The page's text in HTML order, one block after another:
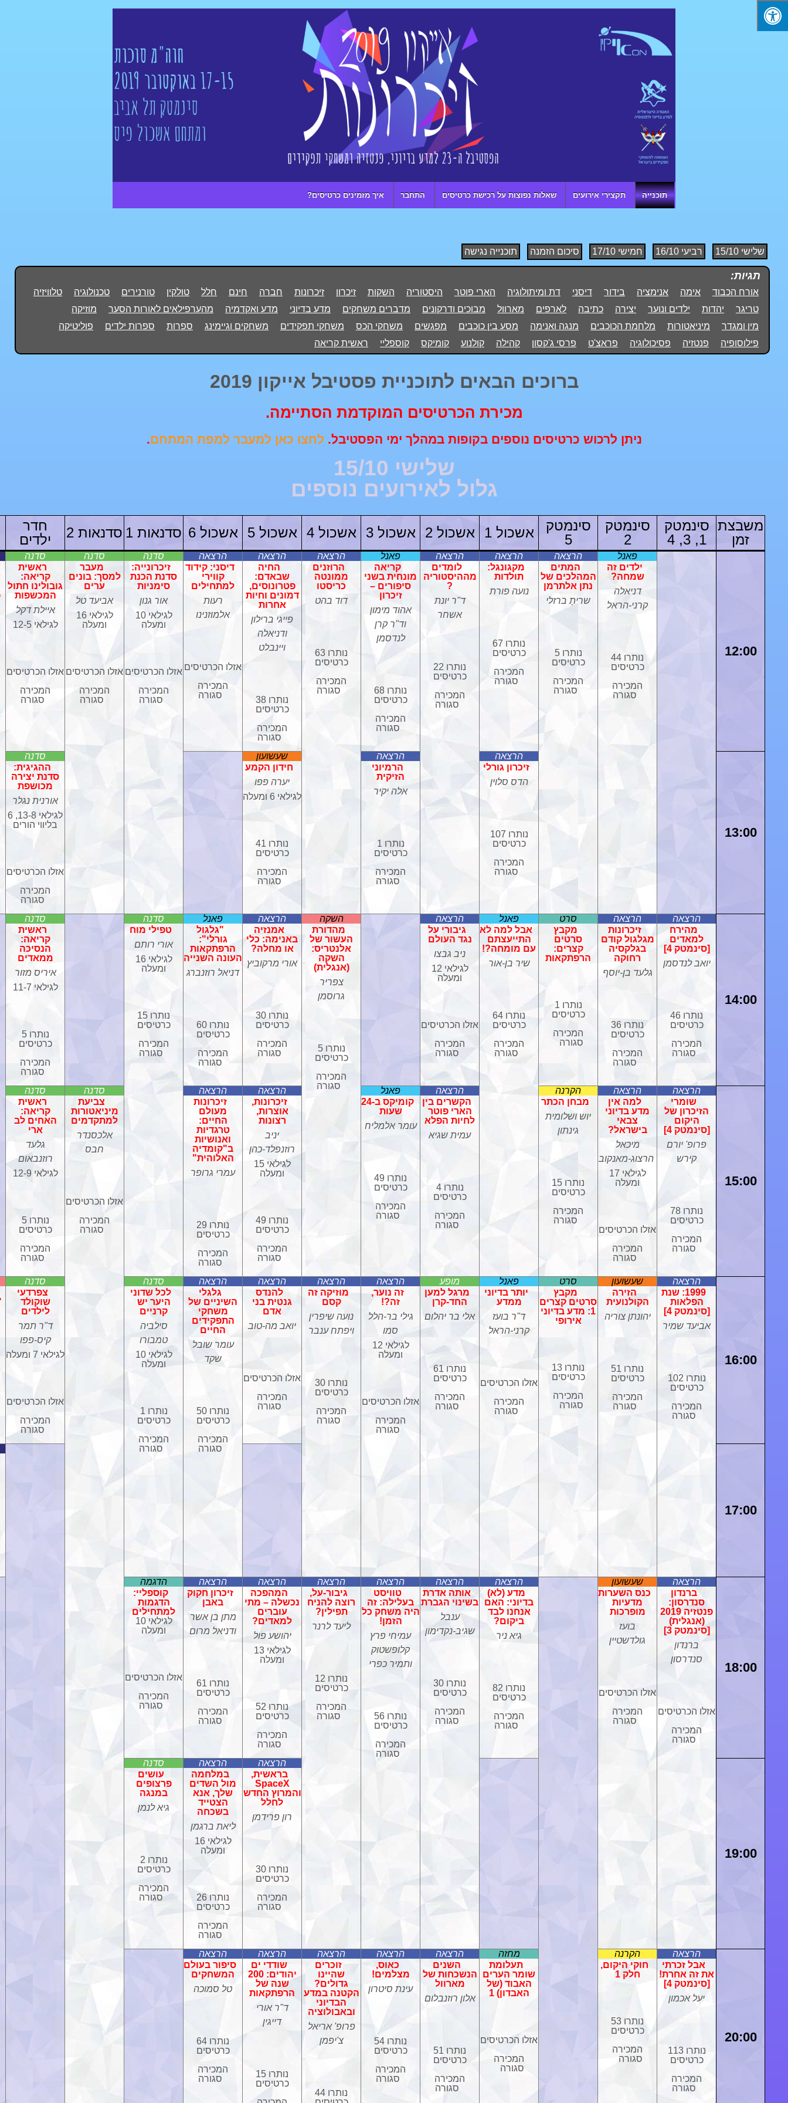
↓ SKIP TO MAIN CONTENT
תוכנייה תקצירי אירועים שאלות נפוצות על רכישת כרטיסים התחבר איך מזמינים כרטיסים?
שלישי 15/10 רביעי 16/10 חמישי 17/10 סיכום הזמנה תוכנייה נגישה
תגיות:
אורח הכבוד אימה אנימציה בידור דיסני דת ומיתולוגיה הארי פוטר היסטוריה השקות זיכרון זיכרונות חברה חינם חלל טולקין טורנירים טכנולוגיה
טלוויזיה
טריגר
יהדות ילדים ונוער יצירה כתיבה לארפים מארוול מבוכים ודרקונים מדברים משחקים מדע בדיוני מדע ואקדמיה מהערפילאים לאורות הסער
מוזיקה
מין ומגדר
מיניאטורות מלחמת הכוכבים מנגה ואנימה מסע בין כוכבים מפגשים משחקי הכס משחקי תפקידים משחקים וגיימינג ספרות ספרות ילדים
פוליטיקה
פילוסופיה
פנטזיה פסיכולוגיה פראצ'ט פרסי ג'קסון קהילה קולנוע קומיקס קוספליי ראשית קריאה
ברוכים הבאים לתוכניית פסטיבל אייקון 2019
מכירת הכרטיסים המוקדמת הסתיימה.
ניתן לרכוש כרטיסים נוספים בקופות במהלך ימי הפסטיבל. לחצו כאן למעבר למפת המתחם.
שלישי 15/10
גלול לאירועים נוספים
משבצת
זמן
סינמטק
1, 3, 4
סינמטק
2
סינמטק
5
אשכול 1 אשכול 2 אשכול 3 אשכול 4 אשכול 5 אשכול 6 סדנאות 1 סדנאות 2
חדר
ילדים
12:00
פאנל
ילדים זה
שמחה?
דניאלה
קרני-הראל
נותרו 44
כרטיסים
המכירה
סגורה
הרצאה
המתים
המהלכים של
נתן אלתרמן
שריתָ ברזלי
נותרו 5
כרטיסים
המכירה
סגורה
הרצאה
מקגונגל:
תולדות
נועה פורת
נותרו 67
כרטיסים
המכירה
סגורה
הרצאה
לומדים
מההיסטוריה
?
ד"ר יונת
אשחר
נותרו 22
כרטיסים
המכירה
סגורה
פאנל
קריאה
מונחית בשני
סיפורים –
זיכרון
אהוד מימון
וד"ר קרן
לנדסמן
נותרו 68
כרטיסים
המכירה
סגורה
הרצאה
הרוזנים
ממונטה
כריסטו
דוד בהט
נותרו 63
כרטיסים
המכירה
סגורה
הרצאה
החיה
שבאדם:
פטרונוסים,
דמונים וחיות
אחרות
פייגי ברילון
ודניאלה
ויינבלט
נותרו 38
כרטיסים
המכירה
סגורה
הרצאה
דיסני: קידוד
קווירי
למתחילים
רעות
אלמוזנינו
אזלו הכרטיסים
המכירה
סגורה
סדנה
זיכרונייה:
סדנת הכנת
סימניות
אור גנון
לגילאי 10
ומעלה
אזלו הכרטיסים
המכירה
סגורה
סדנה
מעבר
למסך: בונים
ערים
אביעד טל
לגילאי 16
ומעלה
אזלו הכרטיסים
המכירה
סגורה
סדנה
ראשית
קריאה:
גובולינו חתול
המכשפות
איילת דקל
לגילאי 12-5
אזלו הכרטיסים
המכירה
סגורה
13:00
הרצאה
זיכרון גורלי
הדס סלוין
נותרו 107
כרטיסים
המכירה
סגורה
הרצאה
הרמיוני
הזיקית
אלה יקיר
נותרו 1
כרטיסים
המכירה
סגורה
שעשועון
חידון הקמע
יערה פפו
לגילאי 6 ומעלה
נותרו 41
כרטיסים
המכירה
סגורה
סדנה
ההגיגית:
סדנת יצירה
מכושפת
אורנית נגלר
לגילאי 13-8, 6
בליווי הורים
אזלו הכרטיסים
המכירה
סגורה
14:00
הרצאה
מהירח
למאדים
[סינמטק 4]
יואב לנדסמן
נותרו 46
כרטיסים
המכירה
סגורה
הרצאה
זיכרונות
מגלגול קודם
בגלקסיה
רחוקה
גלעד בן-יוסף
נותרו 36
כרטיסים
המכירה
סגורה
סרט
מקבץ
סרטים
קצרים:
הרפתקאות
נותרו 1
כרטיסים
המכירה
סגורה
פאנל
אבל למה לא
התייעצתם
עם מומחה?!
שיר בן-אור
נותרו 64
כרטיסים
המכירה
סגורה
הרצאה
גיבורי על
נגד העולם
ניב גבצו
לגילאי 12
ומעלה
אזלו הכרטיסים
המכירה
סגורה
השקה
מהדורת
העשור של
אלנטריס:
השקה
(אנגלית)
צפריר
גרוסמן
נותרו 5
כרטיסים
המכירה
סגורה
הרצאה
אמנזיה
באנימה: כלי
או מחלה?
אורי מרקוביץ
נותרו 30
כרטיסים
המכירה
סגורה
פאנל
"גלגול
גורלי":
הרפתקאות
העונה השנייה
דניאל רוזנברג
נותרו 60
כרטיסים
המכירה
סגורה
סדנה
טפילי מוח
אורי רותם
לגילאי 16
ומעלה
נותרו 15
כרטיסים
המכירה
סגורה
סדנה
ראשית
קריאה:
הנסיכה
ממאדים
איריס מזור
לגילאי 11-7
נותרו 5
כרטיסים
המכירה
סגורה
15:00
הרצאה
שומרי
הזיכרון של
היקום
[סינמטק 4]
פרופ' יורם
קירש
נותרו 78
כרטיסים
המכירה
סגורה
הרצאה
למה אין
מדע בדיוני
צבאי
בישראל?
מיכאל
הרצוג-מאנקוב
לגילאי 17
ומעלה
אזלו הכרטיסים
המכירה
סגורה
הקרנה
מבחן הכתר
יוש ושלומית
גינתון
נותרו 15
כרטיסים
המכירה
סגורה
הרצאה
הקשרים בין
הארי פוטר
לחיות הפלא
עמית שגיא
נותרו 4
כרטיסים
המכירה
סגורה
פאנל
קומיקס ב-24
שעות
עומר אלמליח
נותרו 49
כרטיסים
המכירה
סגורה
הרצאה
זיכרונות,
אוצרות,
רצונות
יניב
רוזנפלד-כהן
לגילאי 15
ומעלה
נותרו 49
כרטיסים
המכירה
סגורה
הרצאה
זיכרונות
מעולם
החיים:
טרגדיות
ואנושיות
ב"קומדיה
האלוהית"
עמרי גרופר
נותרו 29
כרטיסים
המכירה
סגורה
סדנה
צביעת
מיניאטורות
למתקדמים
אלכסנדר
חבס
אזלו הכרטיסים
המכירה
סגורה
סדנה
ראשית
קריאה:
האחים לב
ארי
גלעד
רוזנבאום
לגילאי 12-9
נותרו 5
כרטיסים
המכירה
סגורה
16:00
הרצאה
1999: שנת
הפלאות
[סינמטק 4]
אביעד שמיר
נותרו 102
כרטיסים
המכירה
סגורה
שעשועון
הזירה
הקולנועית
יהונתן צוריה
נותרו 51
כרטיסים
המכירה
סגורה
סרט
מקבץ
סרטים קצרים
1: מדע בדיוני
אירופי
נותרו 13
כרטיסים
המכירה
סגורה
פאנל
יותר בדיוני
ממדע
ד"ר בועז
קרני-הראל
אזלו הכרטיסים
המכירה
סגורה
מופע
מרגל למען
החד-קרן
אלי בר יהלום
נותרו 61
כרטיסים
המכירה
סגורה
הרצאה
זה נוער,
זה?!
גילי בר-הלל
סמו
לגילאי 12
ומעלה
אזלו הכרטיסים
המכירה
סגורה
הרצאה
מוזיקה זה
קסם
נועה שיפרין
ויפתח ענבר
נותרו 30
כרטיסים
המכירה
סגורה
הרצאה
להנדס
גנטית בני
אדם
יואב מה-טוב
אזלו הכרטיסים
המכירה
סגורה
הרצאה
גלגלי
השיניים של
משחקי
התפקידים
החיים
עומר שובל
שקד
נותרו 50
כרטיסים
המכירה
סגורה
סדנה
לכל שדוני
היער יש
קרניים
סילביה
טמבורו
לגילאי 10
ומעלה
נותרו 1
כרטיסים
המכירה
סגורה
סדנה
צפרדעי
שוקולד
לילדים
ד"ר תמר
קיס-פפו
לגילאי 7 ומעלה
אזלו הכרטיסים
המכירה
סגורה
17:00
18:00
הרצאה
ברנדון
סנדרסון:
פנטזיה 2019
(אנגלית)
[סינמטק 3]
ברנדון
סנדרסון
אזלו הכרטיסים
המכירה
סגורה
שעשועון
כנס השערות
מדעיות
מופרכות
בועז
גולדשטיין
אזלו הכרטיסים
המכירה
סגורה
הרצאה
מדע (לא)
בדיוני: האם
אנחנו לבד
ביקום?
גיא ניר
נותרו 82
כרטיסים
המכירה
סגורה
הרצאה
אותה אדרת
בשינוי הגברת
ענבל
שגיב-נקדימון
נותרו 30
כרטיסים
המכירה
סגורה
הרצאה
טוויסט
בעלילה: זה
היה משחק כל
הזמן!
עמיחי פרץ
קלופשטוק
ותמיר כפרי
נותרו 56
כרטיסים
המכירה
סגורה
הרצאה
גיבור-על,
רוצה להניח
תפילין?
ליעד לרנר
נותרו 12
כרטיסים
המכירה
סגורה
הרצאה
המהפכה
נכשלה – מתי
עוברים
למאדים?
יהושע פול
לגילאי 13
ומעלה
נותרו 52
כרטיסים
המכירה
סגורה
הרצאה
זיכרון חקוק
באבן
מתן בן אשר
ודניאל מרום
נותרו 61
כרטיסים
המכירה
סגורה
הדגמה
קוספליי:
הדגמות
למתחילים
לגילאי 10
ומעלה
אזלו הכרטיסים
המכירה
סגורה
19:00
הרצאה
בראשית,
SpaceX
והמרוץ החדש
לחלל
רון פרידמן
נותרו 30
כרטיסים
המכירה
סגורה
הרצאה
במלחמה
מול השדים
שלך, אנא
הצטייד
בשכחה
ליאת ברגמן
לגילאי 16
ומעלה
נותרו 26
כרטיסים
המכירה
סגורה
סדנה
עושים
פרצופים
במנגה
גיא לנמן
נותרו 2
כרטיסים
המכירה
סגורה
20:00
הרצאה
אבל זכרתי
את זה אחרת!
[סינמטק 4]
יעל אכמון
נותרו 113
כרטיסים
המכירה
סגורה
הקרנה
חוקי היקום,
חלק 1
נותרו 53
כרטיסים
המכירה
סגורה
מחזה
תעלומת
שומר הערים
האבוד (של
האבדון) 1
אזלו הכרטיסים
המכירה
סגורה
הרצאה
השנים
הנשכחות של
מארוול
אלון רוזנבלום
נותרו 51
כרטיסים
המכירה
סגורה
הרצאה
כאוס,
מצלמים!
עינת סיטרון
נותרו 54
כרטיסים
המכירה
סגורה
הרצאה
זוכרים
שהיינו
גדולים?
הקטנה במדע
הבדיוני
ובאבולוציה
פרופ' אריאל
צ'יפמן
נותרו 44
הרצאה
שודדי ים
יהודים: 200
שנה של
הרפתקאות
ד"ר אורי
דייגין
נותרו 15
כרטיסים
הרצאה
סיפור בעולם
המשחקים
טל סמוכה
נותרו 64
כרטיסים
המכירה
סגורה